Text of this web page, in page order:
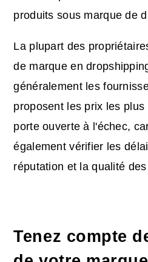
produits sous marque de
La plupart des
de marque en
généralement les
proposent les prix les plus
porte ouverte à l'échec,
également vérifier les
réputation et la qualité
Tenez compte